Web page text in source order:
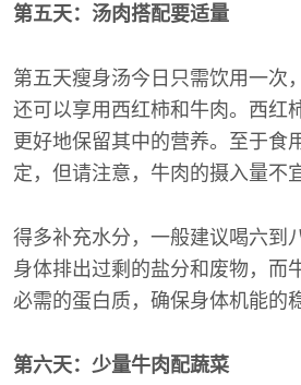
第五天：汤肉搭配要适量
第五天瘦身汤今日只需饮用一次
还可以享用西红柿和牛肉。西红
更好地保留其中的营养。至于食
定，但请注意，牛肉的摄入量不
得多补充水分，一般建议喝六到
身体排出过剩的盐分和废物，而
必需的蛋白质，确保身体机能的
第六天：少量牛肉配蔬菜